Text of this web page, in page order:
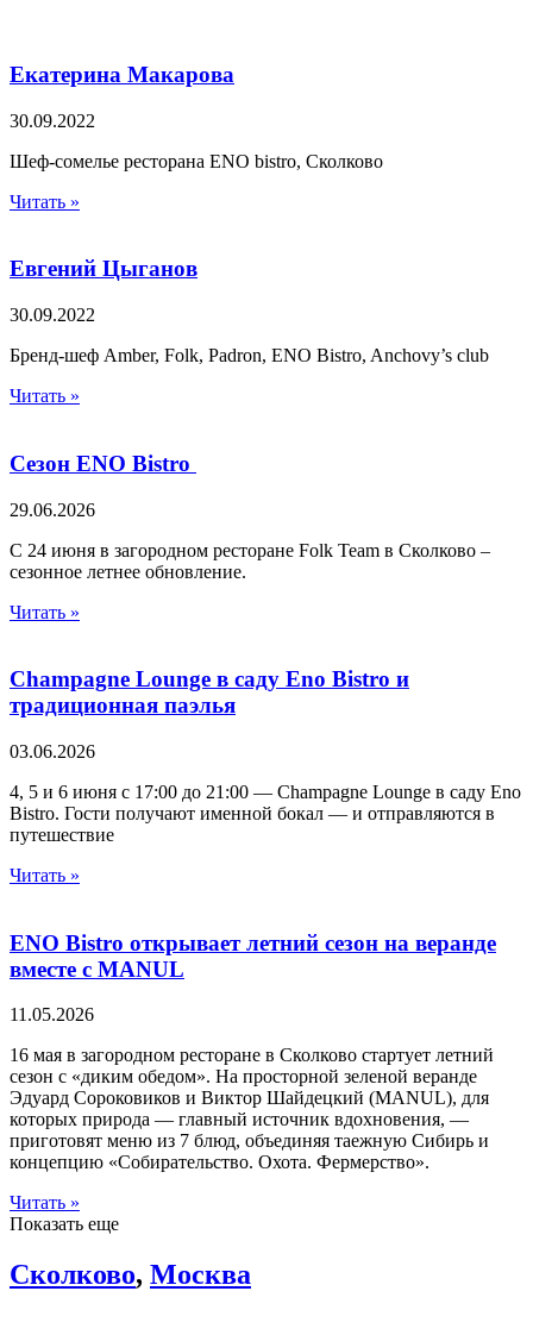
Екатерина Макарова
30.09.2022
Шеф-сомелье ресторана ENO bistro, Сколково
Читать »
Евгений Цыганов
30.09.2022
Бренд-шеф Amber, Folk, Padron, ENO Bistro, Anchovy’s club
Читать »
Сезон ENO Bistro
29.06.2026
С 24 июня в загородном ресторане Folk Team в Сколково –
сезонное летнее обновление.
Читать »
Champagne Lounge в саду Eno Bistro и
традиционная паэлья
03.06.2026
4, 5 и 6 июня с 17:00 до 21:00 — Champagne Lounge в саду Eno
Bistro. Гости получают именной бокал — и отправляются в
путешествие
Читать »
ENO Bistro открывает летний сезон на веранде
вместе с MANUL
11.05.2026
16 мая в загородном ресторане в Сколково стартует летний
сезон c «диким обедом». На просторной зеленой веранде
Эдуард Сороковиков и Виктор Шайдецкий (MANUL), для
которых природа — главный источник вдохновения, —
приготовят меню из 7 блюд, объединяя таежную Сибирь и
концепцию «Собирательство. Охота. Фермерство».
Читать »
Показать еще
Сколково, Москва